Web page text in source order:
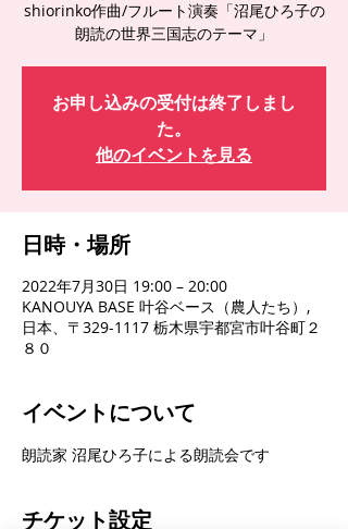
shiorinko作曲/フルート演奏「沼尾ひろ子の
朗読の世界三国志のテーマ」
お申し込みの受付は終了しまし
た。
他のイベントを見る
日時・場所
2022年7月30日 19:00 – 20:00
KANOUYA BASE 叶谷ベース（農人たち）,
日本、〒329-1117 栃木県宇都宮市叶谷町２
８０
イベントについて
朗読家 沼尾ひろ子による朗読会です
チケット設定